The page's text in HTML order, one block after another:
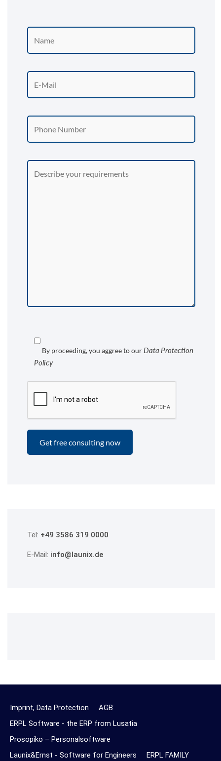
By proceeding, you aggree to our Data Protection
Policy
Tel: +49 3586 319 0000
E-Mail: info@launix.de
Imprint, Data Protection
AGB
ERPL Software - the ERP from Lusatia
Prosopiko – Personalsoftware
Launix&Ernst - Software for Engineers
ERPL FAMILY